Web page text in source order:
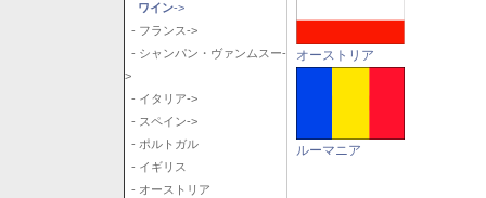
ワイン->
- フランス->
- シャンパン・ヴァンムスー-
>
- イタリア->
- スペイン->
- ポルトガル
- イギリス
- オーストリア
オーストリア
ルーマニア